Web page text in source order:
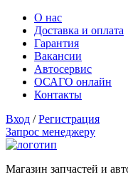
О нас
Доставка и оплата
Гарантия
Вакансии
Автосервис
ОСАГО онлайн
Контакты
Вход / Регистрация
Запрос менеджеру
Магазин запчастей и